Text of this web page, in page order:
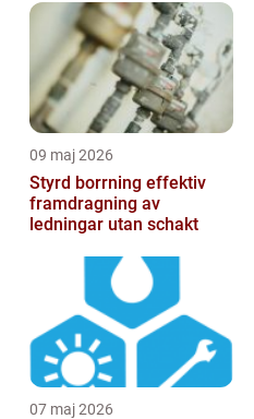
09 maj 2026
Styrd borrning effektiv
framdragning av
ledningar utan schakt
07 maj 2026